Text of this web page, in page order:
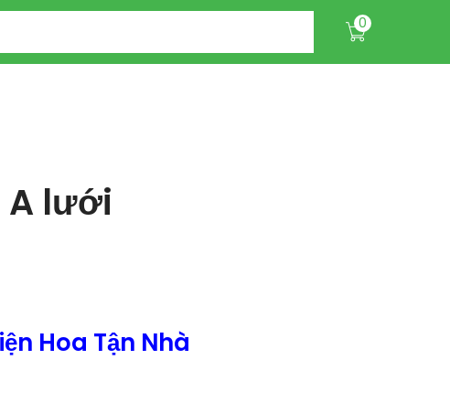
0
A lưới
Hoa Tận Nhà